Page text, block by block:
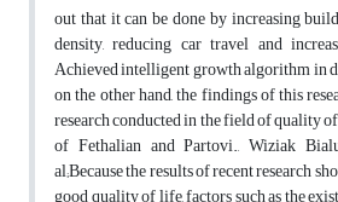
out that it can be done by increasing
density, reducing car travel and
Achieved intelligent growth algorithm in
on the other hand, the findings of this
research conducted in the field of quality
of Fethalian and Partovi., Wiziak
al;Because the results of recent research